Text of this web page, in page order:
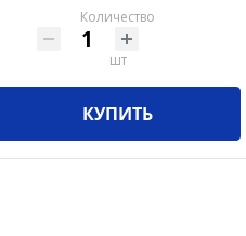
Количество
шт
КУПИТЬ